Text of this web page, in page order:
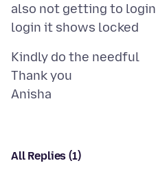
also not getting to
Kindly do the needful
Thank you
All Replies (1)